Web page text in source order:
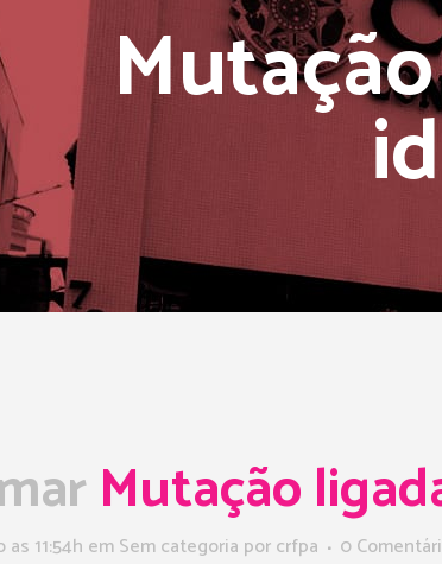
Mutação
11:54h em Sem categoria porcrfpa 0